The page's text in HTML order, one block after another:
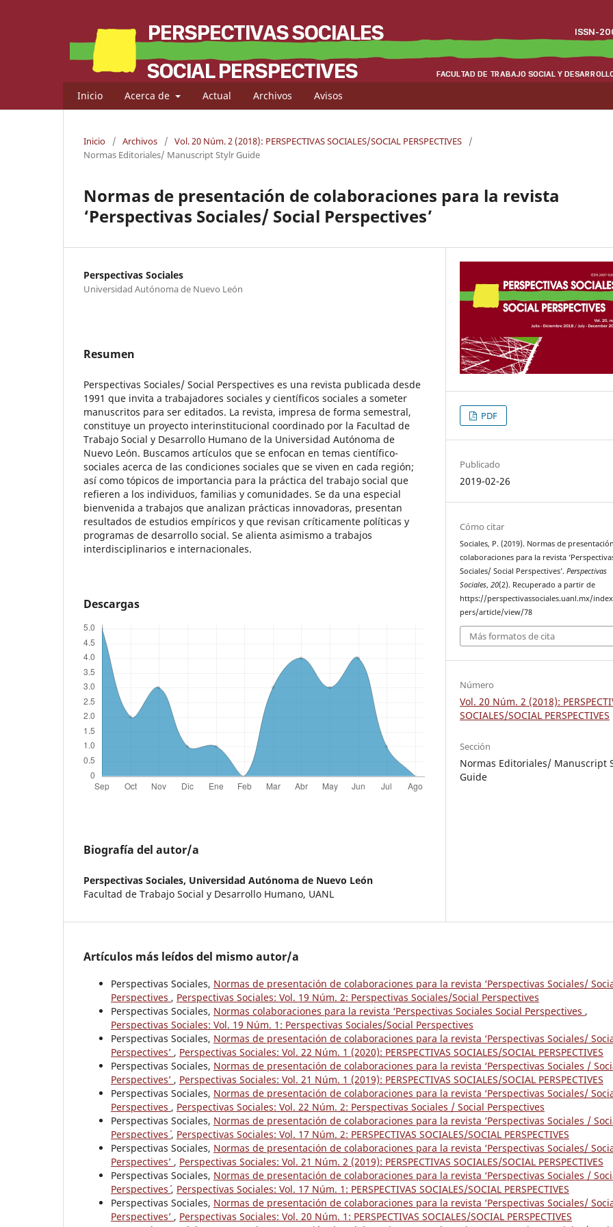
Inicio Acerca de Actual Archivos Avisos
Inicio / Archivos / Vol. 20 Núm. 2 (2018): PERSPECTIVAS SOCIALES/SOCIAL PERSPECTIVES
/
Normas Editoriales/ Manuscript Stylr Guide
Normas de presentación de colaboraciones para la revista
‘Perspectivas Sociales/ Social Perspectives’
Perspectivas Sociales
Universidad Autónoma de Nuevo León
Resumen
Perspectivas Sociales/ Social Perspectives es una revista publicada desde
1991 que invita a trabajadores sociales y científicos sociales a someter
manuscritos para ser editados. La revista, impresa de forma semestral,
constituye un proyecto interinstitucional coordinado por la Facultad de
Trabajo Social y Desarrollo Humano de la Universidad Autónoma de
Nuevo León. Buscamos artículos que se enfocan en temas científico-
sociales acerca de las condiciones sociales que se viven en cada región;
así como tópicos de importancia para la práctica del trabajo social que
refieren a los individuos, familias y comunidades. Se da una especial
bienvenida a trabajos que analizan prácticas innovadoras, presentan
resultados de estudios empíricos y que revisan críticamente políticas y
programas de desarrollo social. Se alienta asimismo a trabajos
interdisciplinarios e internacionales.
Descargas
Biografía del autor/a
Perspectivas Sociales, Universidad Autónoma de Nuevo León
Facultad de Trabajo Social y Desarrollo Humano, UANL
PDF
Publicado
2019-02-26
Cómo citar
Sociales, P. (2019). Normas de
colaboraciones para la revista
Sociales/ Social Perspectives’.Perspectivas
Sociales,20(2). Recuperado a partir de
https://perspectivassociales.uanl.mx/
pers/article/view/78
Más formatos de cita
Número
Vol. 20 Núm. 2 (2018):
SOCIALES/SOCIAL PERSPECTIVES
Sección
Normas Editoriales/ Manuscript
Guide
Artículos más leídos del mismo autor/a
Perspectivas Sociales, Normas de presentación de colaboraciones para la revista ‘Perspectivas Sociales/
Perspectives , Perspectivas Sociales: Vol. 19 Núm. 2: Perspectivas Sociales/Social Perspectives
Perspectivas Sociales, Normas colaboraciones para la revista ‘Perspectivas Sociales Social Perspectives ,
Perspectivas Sociales: Vol. 19 Núm. 1: Perspectivas Sociales/Social Perspectives
Perspectivas Sociales, Normas de presentación de colaboraciones para la revista ‘Perspectivas Sociales/
Perspectives’ , Perspectivas Sociales: Vol. 22 Núm. 1 (2020): PERSPECTIVAS SOCIALES/SOCIAL PERSPECTIVES
Perspectivas Sociales, Normas de presentación de colaboraciones para la revista ‘Perspectivas Sociales /
Perspectives’ , Perspectivas Sociales: Vol. 21 Núm. 1 (2019): PERSPECTIVAS SOCIALES/SOCIAL PERSPECTIVES
Perspectivas Sociales, Normas de presentación de colaboraciones para la revista ‘Perspectivas Sociales/
Perspectives , Perspectivas Sociales: Vol. 22 Núm. 2: Perspectivas Sociales / Social Perspectives
Perspectivas Sociales, Normas de presentación de colaboraciones para la revista ‘Perspectivas Sociales /
Perspectives´, Perspectivas Sociales: Vol. 17 Núm. 2: PERSPECTIVAS SOCIALES/SOCIAL PERSPECTIVES
Perspectivas Sociales, Normas de presentación de colaboraciones para la revista ‘Perspectivas Sociales/
Perspectives’ , Perspectivas Sociales: Vol. 21 Núm. 2 (2019): PERSPECTIVAS SOCIALES/SOCIAL PERSPECTIVES
Perspectivas Sociales, Normas de presentación de colaboraciones para la revista ‘Perspectivas Sociales /
Perspectives´, Perspectivas Sociales: Vol. 17 Núm. 1: PERSPECTIVAS SOCIALES/SOCIAL PERSPECTIVES
Perspectivas Sociales, Normas de presentación de colaboraciones para la revista ‘Perspectivas Sociales/
Perspectives’ , Perspectivas Sociales: Vol. 20 Núm. 1: PERSPECTIVAS SOCIALES/SOCIAL PERSPECTIVES